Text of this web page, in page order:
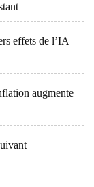
effets de l’IA
augmente